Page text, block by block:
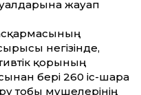
жауап
негізінде,
қорының
бері 260 іс-шара
тобы мүшелерінің